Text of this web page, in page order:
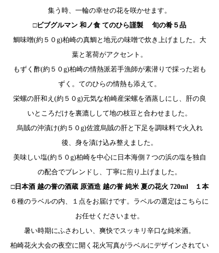
集う時、一輪の幸せの花を咲かせます。
□ビブグルマン 和ノ食 てのひら謹製 旬の肴５品
鯛味噌(約５０g)柏崎の真鯛と地元の味噌で炊き上げました。大
葉と茗荷がアクセント。
もずく酢(約５０g)柏崎の情熱派若手漁師が素潜りで採った岩も
ずく。てのひらの情熱も添えて。
栄螺の肝和え(約５０g)元気な柏崎産栄螺を酒蒸しにし、肝の良
いところだけを裏漉しして地の枝豆と合わせました。
烏賊の沖漬け(約５０g)佐渡烏賊の肝と下足を調味料で火入れ
後、身を漬け込み整えました。
美味しい塩(約５０g)柏崎を中心に日本海側７つの浜の塩を独自
の配合でブレンドし、丁寧に煎り上げました。
□日本酒 越の誉の酒蔵 原酒造 越の誉 純米 夏の花火 720ml １本
６種のラベルの内、１点をお届けです。ラベルの選定はこちらに
お任せくださいませ。
暑い時期にふさわしい、爽快でスッキリ辛口な純米酒。
柏崎花火大会の夜空に開く花火写真がラベルにデザインされてい